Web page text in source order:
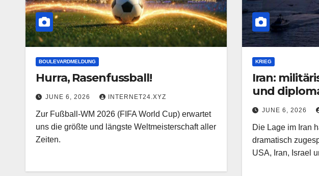
BOULEVARDMELDUNG
Hurra, Rasenfussball!
JUNE 6, 2026 INTERNET24.XYZ
Zur Fußball-WM 2026 (FIFA World Cup) erwartet
uns die größte und längste Weltmeisterschaft aller
Zeiten.
KRIEG
Iran:
und
JUNE 6, 2026
Die Lage im Iran
dramatisch
USA, Iran, Israel